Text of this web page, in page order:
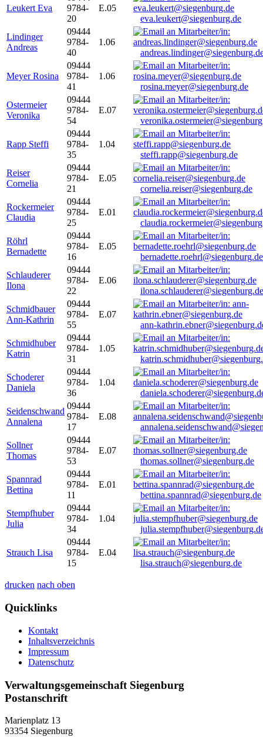
Leukert Eva
9784-
20
E.05
eva.leukert@siegenburg.de
Lindinger
Andreas
09444
9784-
40
1.06
Meyer Rosina
09444
9784-
41
1.06
rosina.meyer@siegenburg.de
Ostermeier
Veronika
09444
9784-
54
E.07
Rapp Steffi
09444
9784-
35
1.04
steffi.rapp@siegenburg.de
Reiser
Cornelia
09444
9784-
21
E.05
cornelia.reiser@siegenburg.de
Rockermeier
Claudia
09444
9784-
25
E.01
Röhrl
Bernadette
09444
9784-
16
E.05
bernadette.roehrl@siegenburg.de
Schlauderer
Ilona
09444
9784-
22
E.06
ilona.schlauderer@siegenburg.de
Schmidbauer
Ann-Kathrin
09444
9784-
55
E.07
ann-
Schmidhuber
Katrin
09444
9784-
31
1.05
Schoderer
Daniela
09444
9784-
36
1.04
Seidenschwand
Annalena
09444
9784-
17
E.08
Sollner
Thomas
09444
9784-
53
E.07
thomas.sollner@siegenburg.de
Spannrad
Bettina
09444
9784-
11
E.01
bettina.spannrad@siegenburg.de
Stempfhuber
Julia
09444
9784-
34
1.04
Strauch Lisa
09444
9784-
15
E.04
lisa.strauch@siegenburg.de
drucken nach oben
Quicklinks
Kontakt
Inhaltsverzeichnis
Impressum
Datenschutz
Verwaltungsgemeinschaft Siegenburg
Postanschrift
Marienplatz 13
93354 Siegenburg